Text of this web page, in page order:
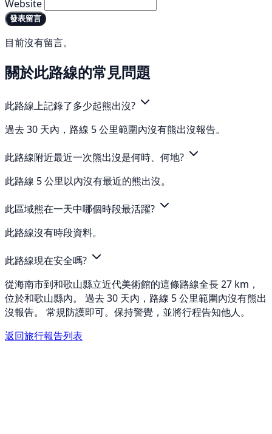
Website
發表留言
目前沒有留言。
關於此路線的常見問題
此路線上記錄了多少起熊出沒?
過去 30 天內，路線 5 公里範圍內沒有熊出沒報告。
此路線附近最近一次熊出沒是何時、何地?
此路線 5 公里以內沒有最近的熊出沒。
此區域熊在一天中哪個時段最活躍?
此路線沒有時段資料。
此路線現在安全嗎?
從海南市到和歌山縣立近代美術館的這條路線全長 27 km，
位於和歌山縣內。 過去 30 天內，路線 5 公里範圍內沒有熊出
沒報告。 常規防護即可。保持警覺，並將行程告知他人。
返回旅行報告列表